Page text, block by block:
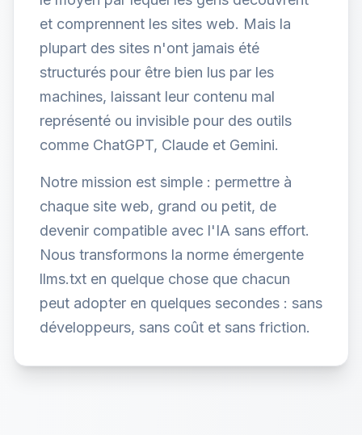
et comprennent les sites web. Mais la
plupart des sites n'ont jamais été
structurés pour être bien lus par les
machines, laissant leur contenu mal
représenté ou invisible pour des outils
comme ChatGPT, Claude et Gemini.
Notre mission est simple : permettre à
chaque site web, grand ou petit, de
devenir compatible avec l'IA sans effort.
Nous transformons la norme émergente
llms.txt en quelque chose que chacun
peut adopter en quelques secondes : sans
développeurs, sans coût et sans friction.